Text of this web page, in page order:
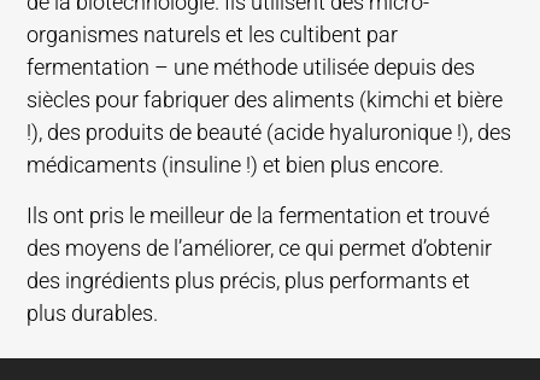
organismes naturels et les cultibent par
fermentation – une méthode utilisée depuis des
siècles pour fabriquer des aliments (kimchi et bière
!), des produits de beauté (acide hyaluronique !), des
médicaments (insuline !) et bien plus encore.
Ils ont pris le meilleur de la fermentation et trouvé
des moyens de l’améliorer, ce qui permet d’obtenir
des ingrédients plus précis, plus performants et
plus durables.